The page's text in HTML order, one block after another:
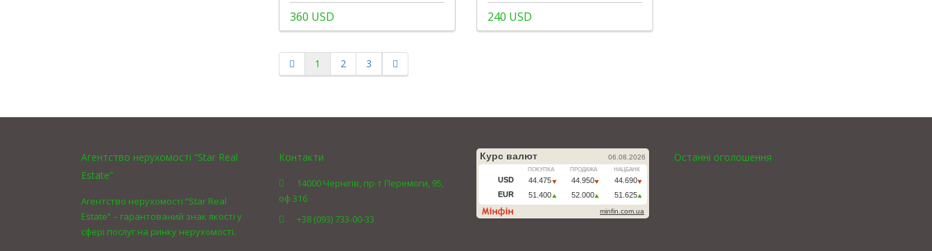
360 USD 240 USD
1 2 3
Агентство нерухомості “Star Real
Estate”
Агентство нерухомості “Star Real
Estate” – гарантований знак якості у
сфері послуг на ринку нерухомості.
Контакти
14000 Чернігів, пр-т Перемоги, 95,
оф 316
+38 (093) 733-00-33
Останні оголошення